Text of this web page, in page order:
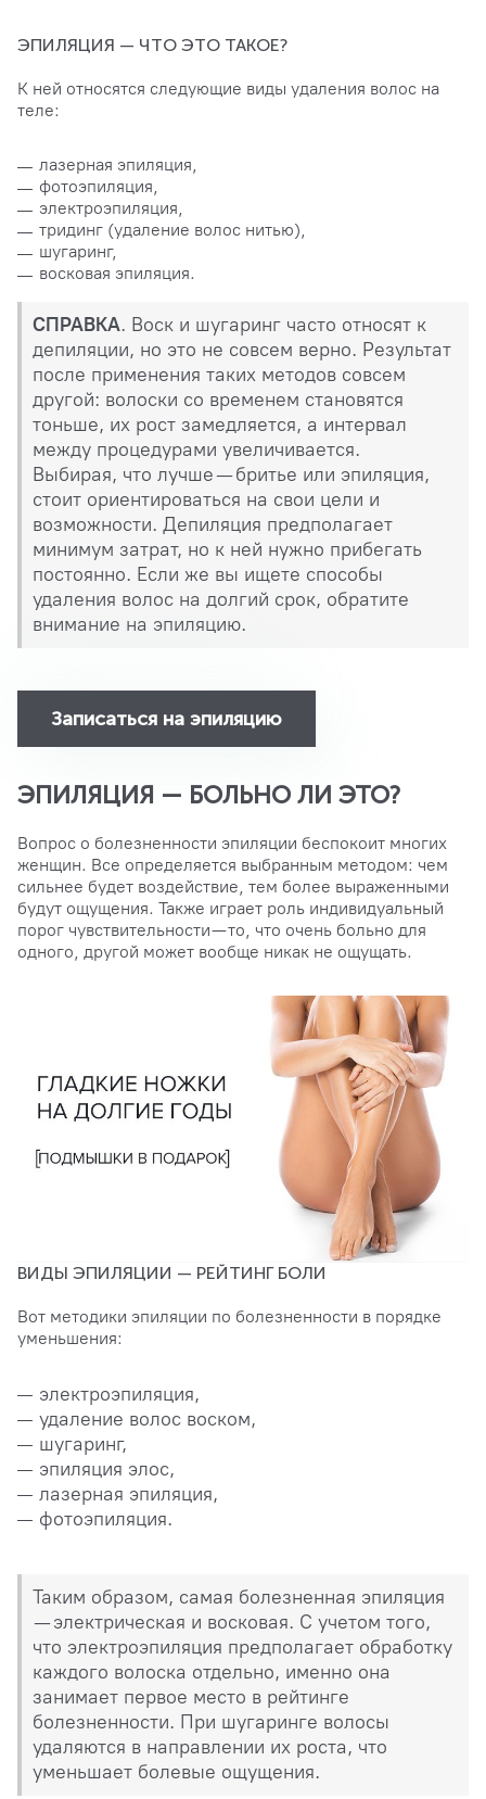
ЭПИЛЯЦИЯ — ЧТО ЭТО ТАКОЕ?
К ней относятся следующие виды удаления волос на
теле:
лазерная эпиляция,
фотоэпиляция,
электроэпиляция,
тридинг (удаление волос нитью),
шугаринг,
восковая эпиляция.
СПРАВКА. Воск и шугаринг часто относят к
депиляции, но это не совсем верно. Результат
после применения таких методов совсем
другой: волоски со временем становятся
тоньше, их рост замедляется, а интервал
между процедурами увеличивается.
Выбирая, что лучше — бритье или эпиляция,
стоит ориентироваться на свои цели и
возможности. Депиляция предполагает
минимум затрат, но к ней нужно прибегать
постоянно. Если же вы ищете способы
удаления волос на долгий срок, обратите
внимание на эпиляцию.
Записаться на эпиляцию
ЭПИЛЯЦИЯ — БОЛЬНО ЛИ ЭТО?
Вопрос о болезненности эпиляции беспокоит многих
женщин. Все определяется выбранным методом: чем
сильнее будет воздействие, тем более выраженными
будут ощущения. Также играет роль индивидуальный
порог чувствительности — то, что очень больно для
одного, другой может вообще никак не ощущать.
ВИДЫ ЭПИЛЯЦИИ — РЕЙТИНГ БОЛИ
Вот методики эпиляции по болезненности в порядке
уменьшения:
электроэпиляция,
удаление волос воском,
шугаринг,
эпиляция элос,
лазерная эпиляция,
фотоэпиляция.
Таким образом, самая болезненная эпиляция
— электрическая и восковая. С учетом того,
что электроэпиляция предполагает обработку
каждого волоска отдельно, именно она
занимает первое место в рейтинге
болезненности. При шугаринге волосы
удаляются в направлении их роста, что
уменьшает болевые ощущения.